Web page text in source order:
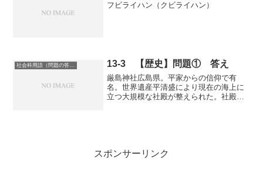
フビライハン（クビライハン）
13-3 【歴史】問題① 答え
厳島神社広島県。平家からの信仰で有
名。世界遺産平清盛により現在の海上に
立つ大規模な社殿が整えられた。社殿な
スポンサーリンク